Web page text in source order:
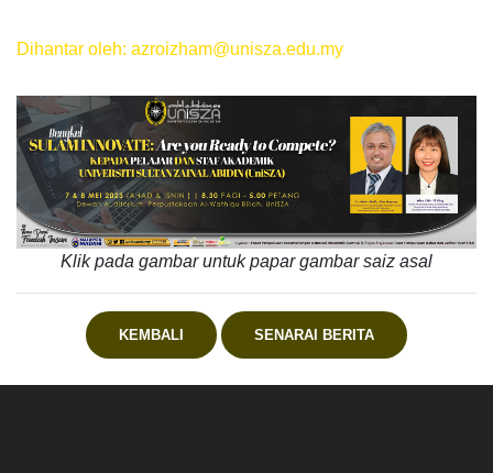
Dihantar oleh: azroizham@unisza.edu.my
Klik pada gambar untuk papar gambar saiz asal
KEMBALI SENARAI BERITA